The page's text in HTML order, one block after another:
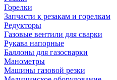
Горелки
Запчасти к резакам и горелкам
Редукторы
Газовые вентили для сварки
Рукава напорные
Баллоны для газосварки
Манометры
Машины газовой резки